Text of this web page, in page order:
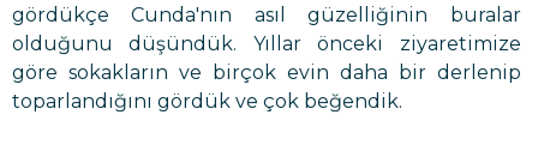
gördükçe Cunda'nın asıl güzelliğinin buralar
olduğunu düşündük. Yıllar önceki ziyaretimize
göre sokakların ve birçok evin daha bir derlenip
toparlandığını gördük ve çok beğendik.